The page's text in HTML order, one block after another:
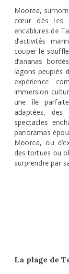
Moorea,
cœur dès les
encablures de
d’activités
couper le
d’ananas
lagons peuplés
expérience
immersion
une île
adaptées, des
spectacles
panoramas
Moorea, ou
des tortues ou
surprendre par
La plage de